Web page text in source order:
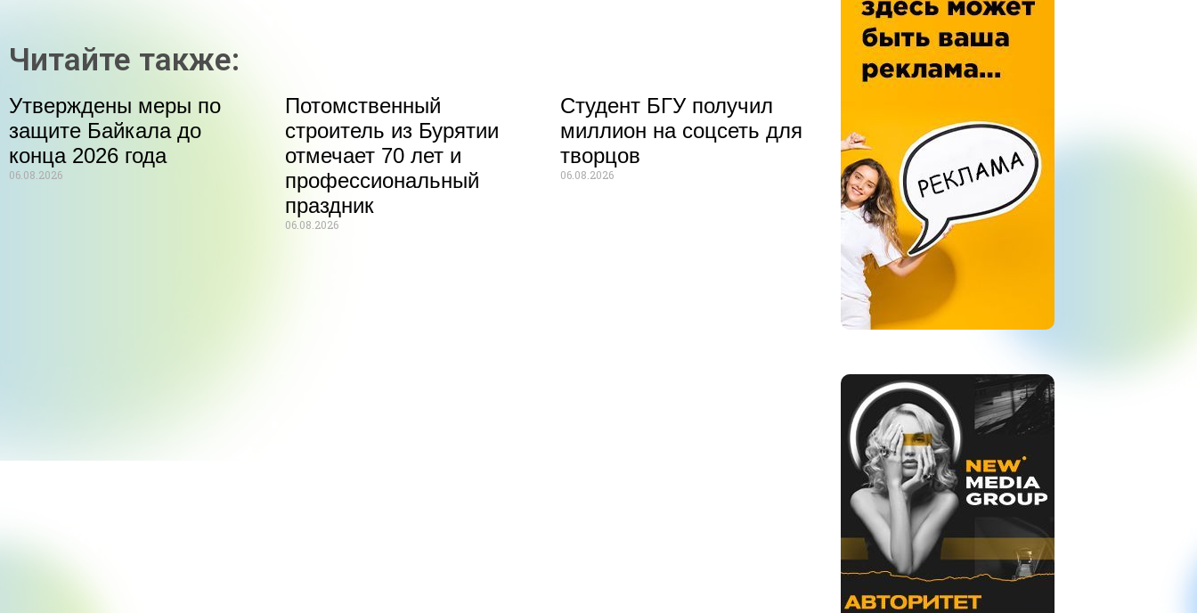
Читайте также:
Утверждены меры по
защите Байкала до
конца 2026 года
06.08.2026
Потомственный
строитель из Бурятии
отмечает 70 лет и
профессиональный
праздник
06.08.2026
Студент БГУ получил
миллион на соцсеть для
творцов
06.08.2026